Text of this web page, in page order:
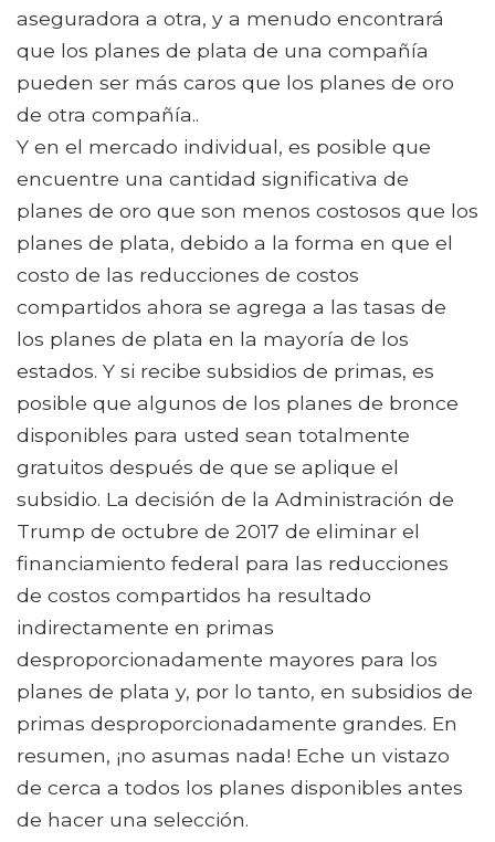
aseguradora a otra, y a menudo encontrará
que los planes de plata de una compañía
pueden ser más caros que los planes de oro
de otra compañía..
Y en el mercado individual, es posible que
encuentre una cantidad significativa de
planes de oro que son menos costosos que los
planes de plata, debido a la forma en que el
costo de las reducciones de costos
compartidos ahora se agrega a las tasas de
los planes de plata en la mayoría de los
estados. Y si recibe subsidios de primas, es
posible que algunos de los planes de bronce
disponibles para usted sean totalmente
gratuitos después de que se aplique el
subsidio. La decisión de la Administración de
Trump de octubre de 2017 de eliminar el
financiamiento federal para las reducciones
de costos compartidos ha resultado
indirectamente en primas
desproporcionadamente mayores para los
planes de plata y, por lo tanto, en subsidios de
primas desproporcionadamente grandes. En
resumen, ¡no asumas nada! Eche un vistazo
de cerca a todos los planes disponibles antes
de hacer una selección.